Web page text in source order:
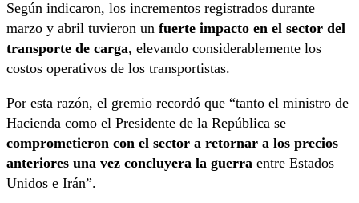
Según indicaron, los incrementos registrados durante
marzo y abril tuvieron un fuerte impacto en el sector del
transporte de carga, elevando considerablemente los
costos operativos de los transportistas.
Por esta razón, el gremio recordó que “tanto el ministro de
Hacienda como el Presidente de la República se
comprometieron con el sector a retornar a los precios
anteriores una vez concluyera la guerra entre Estados
Unidos e Irán”.